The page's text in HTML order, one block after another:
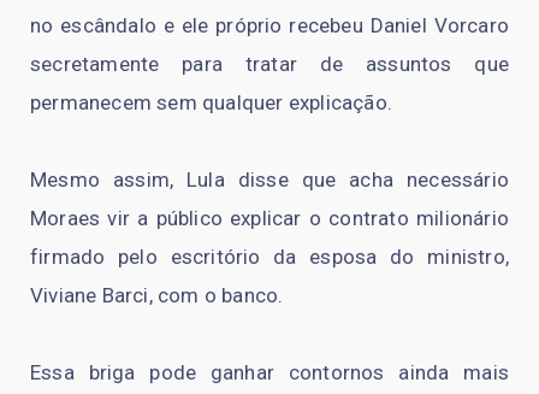
no escândalo e ele próprio recebeu Daniel Vorcaro
secretamente para tratar de assuntos que
permanecem sem qualquer explicação.
Mesmo assim, Lula disse que acha necessário
Moraes vir a público explicar o contrato milionário
firmado pelo escritório da esposa do ministro,
Viviane Barci, com o banco.
Essa briga pode ganhar contornos ainda mais